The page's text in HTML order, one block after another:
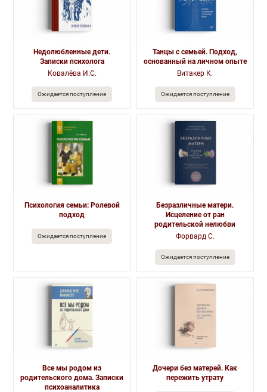
Недолюбленные дети.
Записки психолога
Ковалёва И.С.
Ожидается поступление
Танцы с семьей. Подход,
основанный на личном опыте
Витакер К.
Ожидается поступление
Психология семьи: Ролевой
подход
Ожидается поступление
Безразличные матери.
Исцеление от ран
родительской нелюбви
Форвард С.
Ожидается поступление
Все мы родом из
родительского дома. Записки
психоаналитика
Дочери без матерей. Как
пережить утрату